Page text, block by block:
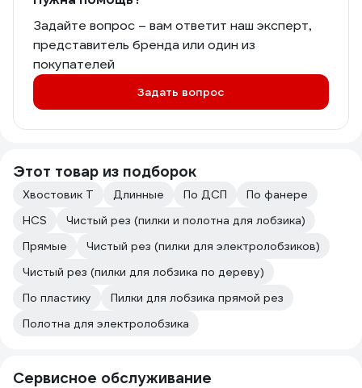
Задайте вопрос – вам ответит наш эксперт,
представитель бренда или один из
покупателей
Задать вопрос
Этот товар из подборок
Хвостовик Т Длинные По ДСП
По фанере
HСS
Чистый рез (пилки и полотна для лобзика)
Прямые
Чистый рез (пилки для электролобзиков)
Чистый рез (пилки для лобзика по дереву)
По пластику
Пилки для лобзика прямой рез
Полотна для электролобзика
Сервисное обслуживание